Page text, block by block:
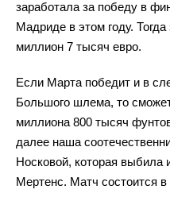
заработала за победу в
Мадриде в этом году.
миллион 7 тысяч евро.
Если Марта победит и в
Большого шлема, то
миллиона 800 тысяч
далее наша
Носковой, которая выбила
Мертенс. Матч состоится в